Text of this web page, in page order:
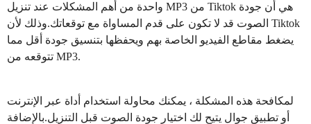
واحدة من أهم المشكلات عند تنزيل MP3 من Tiktok هي أن جودة
الصوت قد لا تكون على قدم المساواة مع توقعاتك.وذلك لأن Tiktok
يضغط مقاطع الفيديو الخاصة بهم ويحفظها بتنسيق جودة أقل مما
تتوقعه من MP3.
لمكافحة هذه المشكلة ، يمكنك محاولة استخدام أداة عبر الإنترنت
أو تطبيق جوال يتيح لك اختيار جودة الصوت قبل التنزيل.بالإضافة